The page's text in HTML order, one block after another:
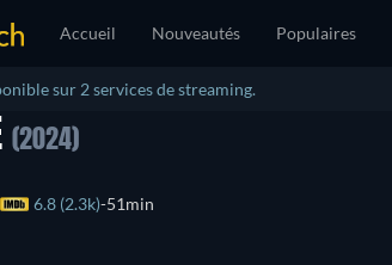
Accueil Nouveautés Populaires
sur 2 services de streaming.
(2024)
6.8 (2.3k) 51min